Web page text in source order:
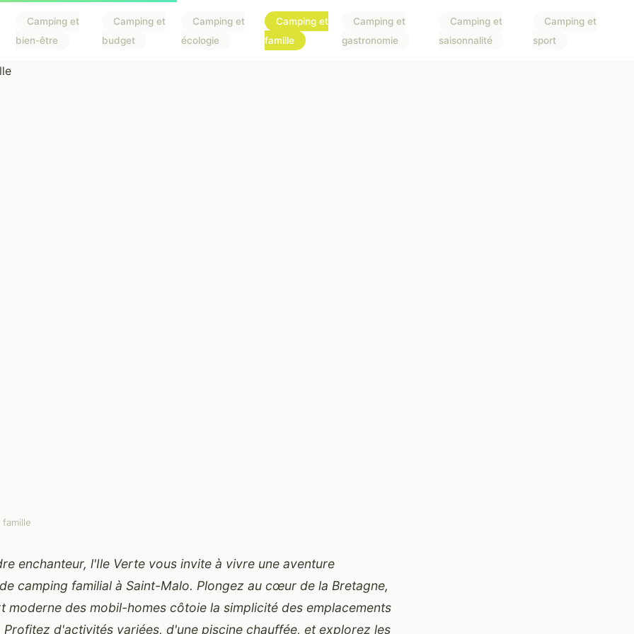
Camping et
bien-être
Camping et
budget
Camping et
écologie
Camping et
famille
Camping et
gastronomie
Camping et
saisonnalité
Camping et
sport
découvrez l'ile
famille
enchanteur, l'Ile Verte vous invite à vivre une aventure
camping familial à Saint-Malo. Plongez au cœur de la Bretagne,
moderne des mobil-homes côtoie la simplicité des emplacements
d'activités variées, d'une piscine chauffée, et explorez les